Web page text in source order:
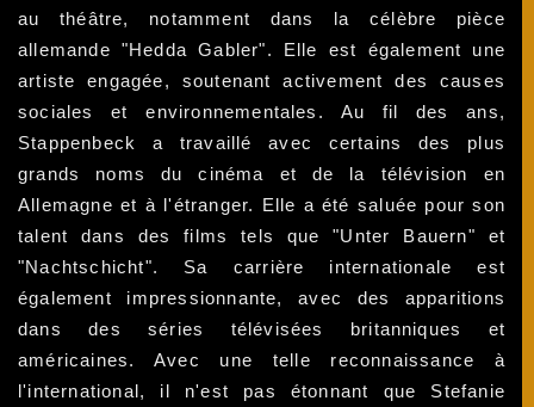
au théâtre, notamment dans la célèbre pièce
allemande "Hedda Gabler". Elle est également une
artiste engagée, soutenant activement des causes
sociales et environnementales. Au fil des ans,
Stappenbeck a travaillé avec certains des plus
grands noms du cinéma et de la télévision en
Allemagne et à l'étranger. Elle a été saluée pour son
talent dans des films tels que "Unter Bauern" et
"Nachtschicht". Sa carrière internationale est
également impressionnante, avec des apparitions
dans des séries télévisées britanniques et
américaines. Avec une telle reconnaissance à
l'international, il n'est pas étonnant que Stefanie